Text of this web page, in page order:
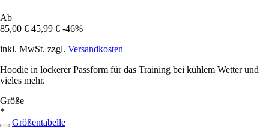
Ab
85,00 € 45,99 € -46%
inkl. MwSt. zzgl. Versandkosten
Hoodie in lockerer Passform für das Training bei kühlem Wetter und
vieles mehr.
Größe
*
Größentabelle